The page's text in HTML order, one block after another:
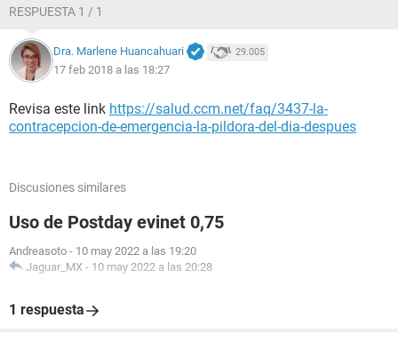
RESPUESTA 1 / 1
Dra. Marlene Huancahuari 29.005
17 feb 2018 a las 18:27
Revisa este link https://salud.ccm.net/faq/3437-la-
contracepcion-de-emergencia-la-pildora-del-dia-despues
Discusiones similares
Uso de Postday evinet 0,75
Andreasoto - 10 may 2022 a las 19:20
Jaguar_MX - 10 may 2022 a las 20:28
1 respuesta